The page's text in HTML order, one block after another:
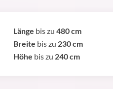
Länge bis zu 480 cm
Breite bis zu 230 cm
Höhe bis zu 240 cm